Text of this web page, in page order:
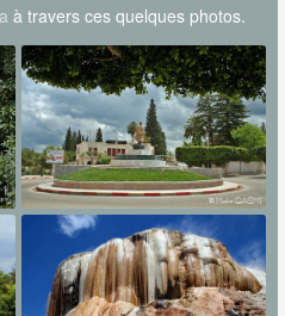
à travers ces quelques photos.